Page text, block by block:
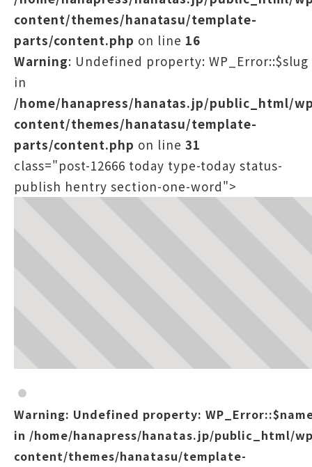
content/themes/hanatasu/template-
parts/content.php on line 16
Warning: Undefined property: WP_Error::$slug
in
/home/hanapress/hanatas.jp/public_html/
content/themes/hanatasu/template-
parts/content.php on line 31
class="post-12666 today type-today status-
publish hentry section-one-word">
Warning: Undefined property:
in /home/hanapress/hanatas.jp/public_html/
content/themes/hanatasu/template-